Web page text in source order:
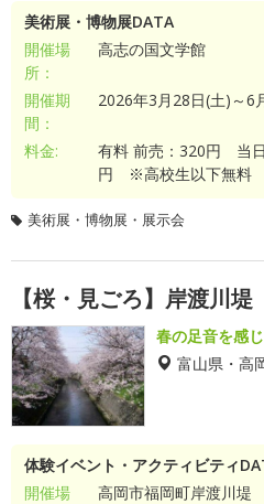
美術展・博物展DATA
開催場
所：
高志の国文学館
開催期
間：
2026年3月28日(土)～6
料金:
有料 前売：320円 当
円 ※高校生以下無料
美術展・博物展・展示会
【桜・見ごろ】岸渡川堤
春の足音を感
富山県・高
体験イベント・アクティビティ
開催場
高岡市福岡町岸渡川堤